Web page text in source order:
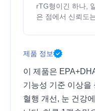
rTG형이긴 하나,
은 점에서 신뢰도
제품 정보
이 제품은
기능성 기준 이상을
혈행 개선, 눈 건강